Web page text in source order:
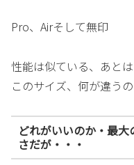
Pro、Airそして無印
性能は似ている、あと
このサイズ、何が違うの
どれがいいのか・最
さだが・・・